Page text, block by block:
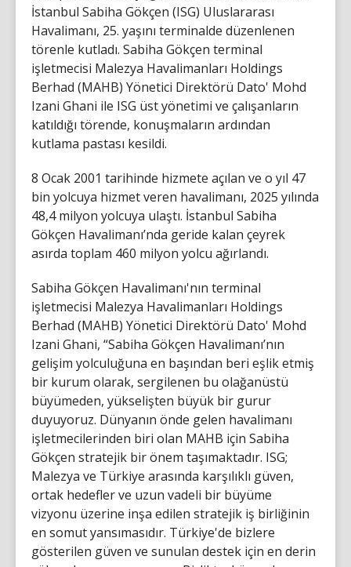
İstanbul Sabiha Gökçen (ISG) Uluslararası
Havalimanı, 25. yaşını terminalde düzenlenen
törenle kutladı. Sabiha Gökçen terminal
işletmecisi Malezya Havalimanları Holdings
Berhad (MAHB) Yönetici Direktörü Dato' Mohd
Izani Ghani ile ISG üst yönetimi ve çalışanların
katıldığı törende, konuşmaların ardından
kutlama pastası kesildi.
8 Ocak 2001 tarihinde hizmete açılan ve o yıl 47
bin yolcuya hizmet veren havalimanı, 2025 yılında
48,4 milyon yolcuya ulaştı. İstanbul Sabiha
Gökçen Havalimanı’nda geride kalan çeyrek
asırda toplam 460 milyon yolcu ağırlandı.
Sabiha Gökçen Havalimanı'nın terminal
işletmecisi Malezya Havalimanları Holdings
Berhad (MAHB) Yönetici Direktörü Dato' Mohd
Izani Ghani, “Sabiha Gökçen Havalimanı’nın
gelişim yolculuğuna en başından beri eşlik etmiş
bir kurum olarak, sergilenen bu olağanüstü
büyümeden, yükselişten büyük bir gurur
duyuyoruz. Dünyanın önde gelen havalimanı
işletmecilerinden biri olan MAHB için Sabiha
Gökçen stratejik bir önem taşımaktadır. ISG;
Malezya ve Türkiye arasında karşılıklı güven,
ortak hedefler ve uzun vadeli bir büyüme
vizyonu üzerine inşa edilen stratejik iş birliğinin
en somut yansımasıdır. Türkiye'de bizlere
gösterilen güven ve sunulan destek için en derin